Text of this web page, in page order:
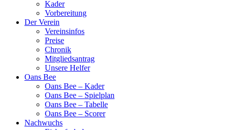
Kader
Vorbereitung
Der Verein
Vereinsinfos
Preise
Chronik
Mitgliedsantrag
Unsere Helfer
Oans Bee
Oans Bee – Kader
Oans Bee – Spielplan
Oans Bee – Tabelle
Oans Bee – Scorer
Nachwuchs